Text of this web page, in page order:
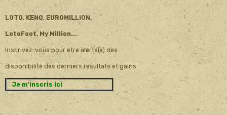
LOTO, KENO, EUROMILLION,
LotoFoot, My Million...
Inscrivez-vous pour être alerté(e) dès
disponibilité des derniers résultats et gains.
Je m'inscris ici